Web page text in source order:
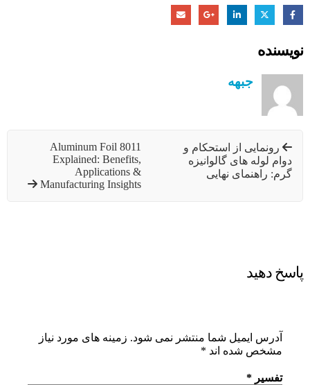
نویسنده
جبهه
رونمایی از استحکام و
دوام لوله های گالوانیزه
گرم: راهنمای نهایی
8011 Aluminum Foil
Explained: Benefits,
Applications &
Manufacturing Insights
پاسخ دهید
آدرس ایمیل شما منتشر نمی شود. زمینه های مورد نیاز
مشخص شده اند *
تفسیر *